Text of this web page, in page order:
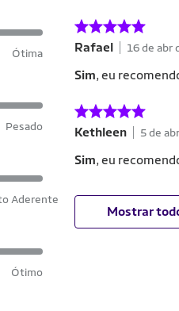
Ótima
Pesado
Aderente
Ótimo
Rafael 16 de abr
Sim, eu
Kethleen 5 de
Sim, eu
Mostrar